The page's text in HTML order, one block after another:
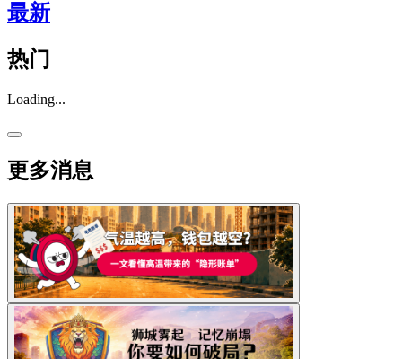
最新
热门
Loading...
更多消息